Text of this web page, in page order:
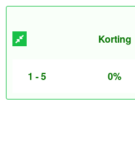
Korting
1 - 5 0%